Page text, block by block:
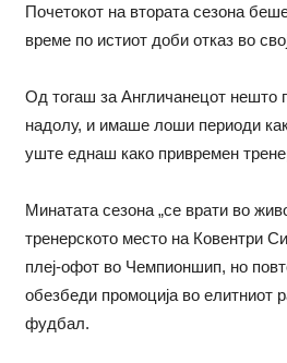
Почетокот на втората сезона
време по истиот доби отказ во
Од тогаш за Англичанецот нешто
надолу, и имаше лоши периоди
уште еднаш како привремен
Минатата сезона „се врати во
тренерското место на Ковентри
плеј-офот во Чемпионшип, но
обезбеди промоција во елитниот
фудбал.